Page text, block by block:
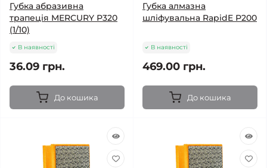
Губка абразивна
трапеція MERCURY Р320
(1/10)
В наявності
36.09 грн.
До кошика
Губка алмазна
шліфувальна RapidE Р200
В наявності
469.00 грн.
До кошика